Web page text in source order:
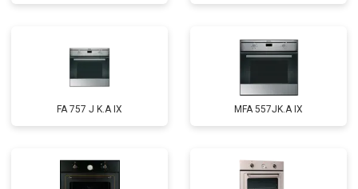
FA 757 J K.A IX MFA 557JK.A IX